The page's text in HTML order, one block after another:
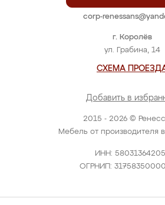
2015 - 2026 ©
Мебель от производителя
ИНН:
ОГРНИП:
г. Королёв
ул. Грабина, 14
СХЕМА
Добавить в
corp-